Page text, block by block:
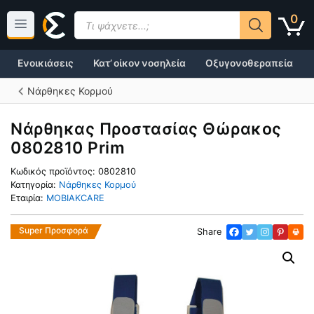
περιεχόμενο
0
Products
search
Κατ’ οίκον νοσηλεία Οξυγονοθεραπεία
Ενοικιάσεις
Νάρθηκες Κορμού
Νάρθηκας Προστασίας Θώρακος
0802810 Prim
Κωδικός προϊόντος: 0802810
Κατηγορία: Νάρθηκες Κορμού
Εταιρία: MOBIAKCARE
Share
Super Προσφορά